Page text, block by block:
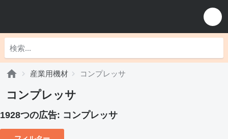
産業用機材 コンプレッサ
コンプレッサ
1928つの広告: コンプレッサ